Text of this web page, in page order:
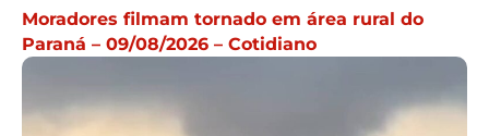
Moradores filmam tornado em área rural do
Paraná – 09/08/2026 – Cotidiano